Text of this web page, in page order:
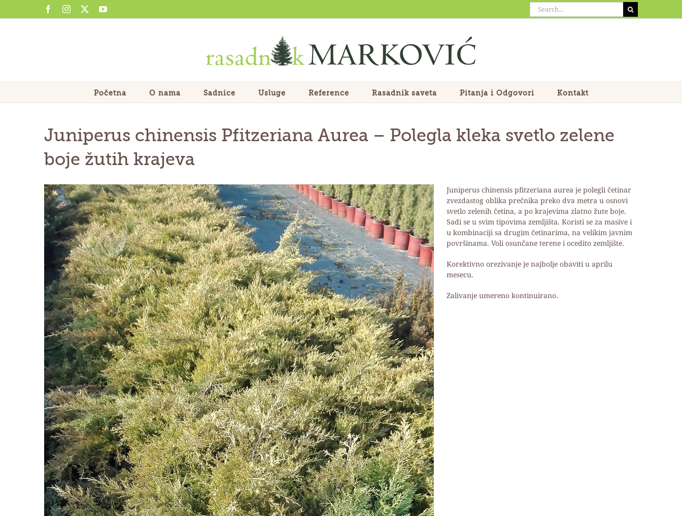
FacebookInstagram YouTube
Search
for:
Početna O nama Sadnice Usluge Reference Rasadnik saveta Pitanja i Odgovori Kontakt
Juniperus chinensis Pfitzeriana Aurea – Polegla kleka svetlo zelene
boje žutih krajeva
Juniperus chinensis pfitzeriana aurea je polegli četinar
zvezdastog oblika prečnika preko dva metra u osnovi
svetlo zelenih četina, a po krajevima zlatno žute boje.
Sadi se u svim tipovima zemljišta. Koristi se za masive i
u kombinaciji sa drugim četinarima, na velikim javnim
površinama. Voli osunčane terene i ocedito zemljište.
Korektivno orezivanje je najbolje obaviti u aprilu
mesecu.
Zalivanje umereno kontinuirano.